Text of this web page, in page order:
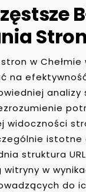
w
na
analizy
widoczności
struktura
witryny w
do